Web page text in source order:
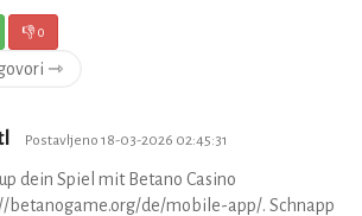
👎0
⇾
Postavljeno 18-03-2026 02:45:31
up dein Spiel mit Betano Casino
betanogame.org/de/mobile-app/. Schnapp